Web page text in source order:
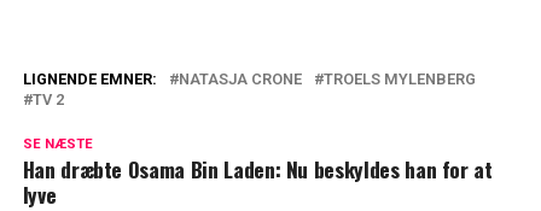
Mange frygtede det: Nu bekræfter
LIGNENDE EMNER: NATASJA CRONE
TROELS MYLENBERG
TV 2
SE NÆSTE
Han dræbte Osama Bin Laden: Nu beskyldes han for at
lyve